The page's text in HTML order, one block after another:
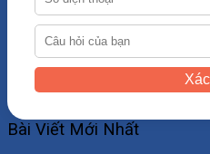
Bài Viết Mới Nhất